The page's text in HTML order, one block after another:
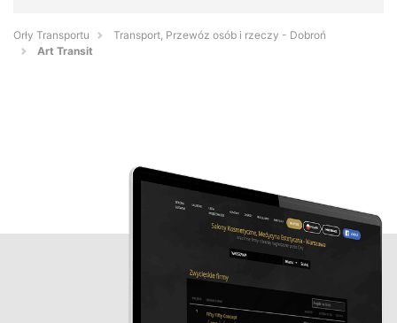
Orły Transportu
Transport, Przewóz osób i rzeczy - Dobroń
Art Transit